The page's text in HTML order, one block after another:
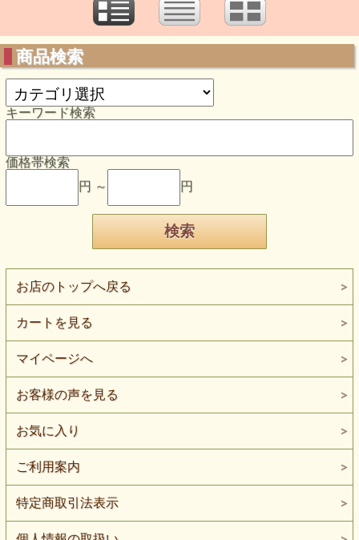
商品検索
キーワード検索
価格帯検索
円 ～
円
お店のトップへ戻る
カートを見る
マイページへ
お客様の声を見る
お気に入り
ご利用案内
特定商取引法表示